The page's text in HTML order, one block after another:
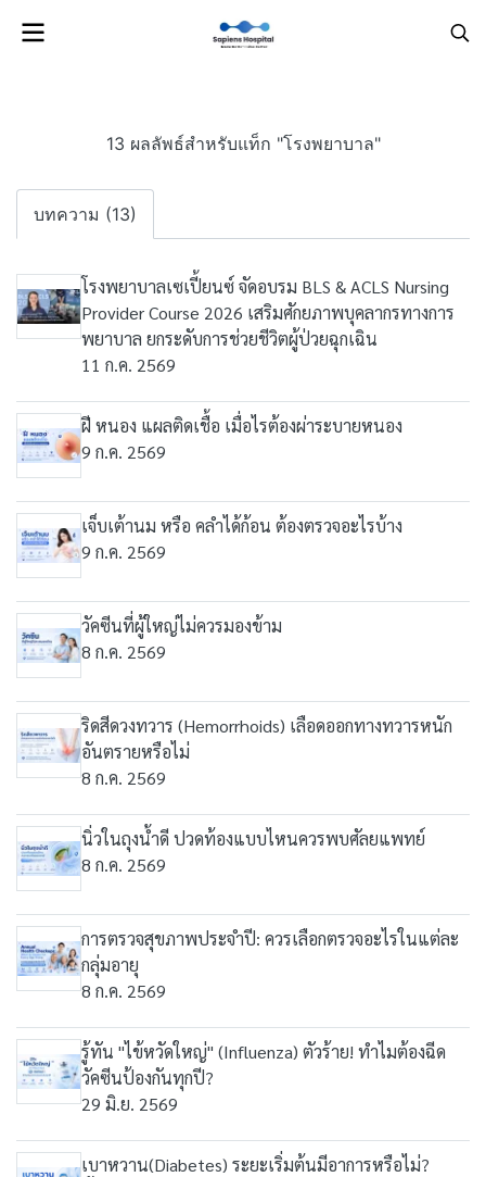
13 ผลลัพธ์สำหรับแท็ก "โรงพยาบาล"
บทความ (13)
โรงพยาบาลเซเปี้ยนซ์ จัดอบรม BLS & ACLS Nursing
Provider Course 2026 เสริมศักยภาพบุคลากรทางการ
พยาบาล ยกระดับการช่วยชีวิตผู้ป่วยฉุกเฉิน
11 ก.ค. 2569
ฝี หนอง แผลติดเชื้อ เมื่อไรต้องผ่าระบายหนอง
9 ก.ค. 2569
เจ็บเต้านม หรือ คลำได้ก้อน ต้องตรวจอะไรบ้าง
9 ก.ค. 2569
วัคซีนที่ผู้ใหญ่ไม่ควรมองข้าม
8 ก.ค. 2569
ริดสีดวงทวาร (Hemorrhoids) เลือดออกทางทวารหนัก
อันตรายหรือไม่
8 ก.ค. 2569
นิ่วในถุงน้ำดี ปวดท้องแบบไหนควรพบศัลยแพทย์
8 ก.ค. 2569
การตรวจสุขภาพประจำปี: ควรเลือกตรวจอะไรในแต่ละ
กลุ่มอายุ
8 ก.ค. 2569
รู้ทัน "ไข้หวัดใหญ่" (Influenza) ตัวร้าย! ทำไมต้องฉีด
วัคซีนป้องกันทุกปี?
29 มิ.ย. 2569
เบาหวาน(Diabetes) ระยะเริ่มต้นมีอาการหรือไม่?